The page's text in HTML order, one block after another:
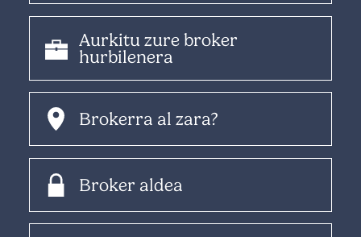
Aurkitu zure broker
hurbilenera
Brokerra al zara?
Broker aldea